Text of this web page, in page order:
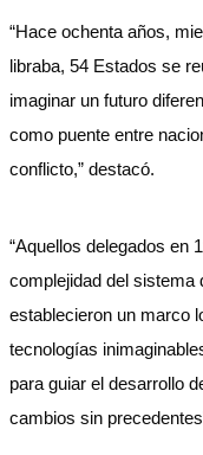
“Hace ochenta años,
libraba, 54 Estados se
imaginar un futuro
como puente entre
conflicto,” destacó.
“Aquellos delegados en
complejidad del sistema
establecieron un marco
tecnologías
para guiar el desarrollo
cambios sin